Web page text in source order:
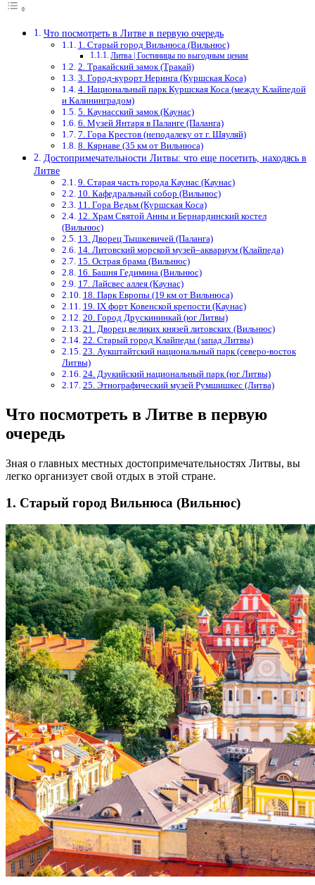
Что посмотреть в Литве в первую очередь
1. Старый город Вильнюса (Вильнюс)
Литва | Гостиницы по выгодным ценам
2. Тракайский замок (Тракай)
3. Город-курорт Неринга (Куршская Коса)
4. Национальный парк Куршская Коса (между Клайпедой
и Калининградом)
5. Каунасский замок (Каунас)
6. Музей Янтаря в Паланге (Паланга)
7. Гора Крестов (неподалеку от г. Шяуляй)
8. Кярнаве (35 км от Вильнюса)
Достопримечательности Литвы: что еще посетить, находясь в
Литве
9. Старая часть города Каунас (Каунас)
10. Кафедральный собор (Вильнюс)
11. Гора Ведьм (Куршская Коса)
12. Храм Святой Анны и Бернардинский костел
(Вильнюс)
13. Дворец Тышкевичей (Паланга)
14. Литовский морской музей–аквариум (Клайпеда)
15. Острая брама (Вильнюс)
16. Башня Гедимина (Вильнюс)
17. Лайсвес аллея (Каунас)
18. Парк Европы (19 км от Вильнюса)
19. IX форт Ковенской крепости (Каунас)
20. Город Друскининкай (юг Литвы)
21. Дворец великих князей литовских (Вильнюс)
22. Старый город Клайпеды (‎запад Литвы)
23. Аукштайтский национальный парк (северо-восток
Литвы)
24. Дзукийский национальный парк (юг Литвы)
25. Этнографический музей Румшишкес (Литва)
Что посмотреть в Литве в первую
очередь
Зная о главных местных достопримечательностях Литвы, вы
легко организует свой отдых в этой стране.
1. Старый город Вильнюса (Вильнюс)